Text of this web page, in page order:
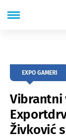
EXPO GAMERI
Vibrantni
Živković